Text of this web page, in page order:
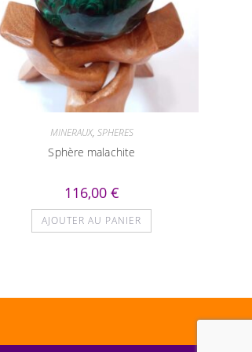
MINERAUX, SPHERES
Sphère malachite
116,00 €
AJOUTER AU PANIER